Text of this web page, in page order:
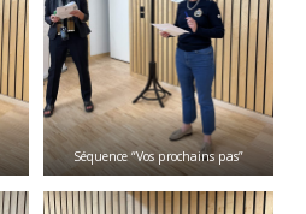
Séquence “Vos prochains pas”